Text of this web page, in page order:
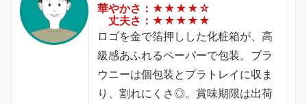
華やかさ：★★★★☆
丈夫さ：★★★★★
ロゴを金で箔押しした化粧箱が、高
級感あふれるペーパーで包装。ブラ
ウニーは個包装とプラトレイに収ま
り、割れにくさ◎。賞味期限は出荷